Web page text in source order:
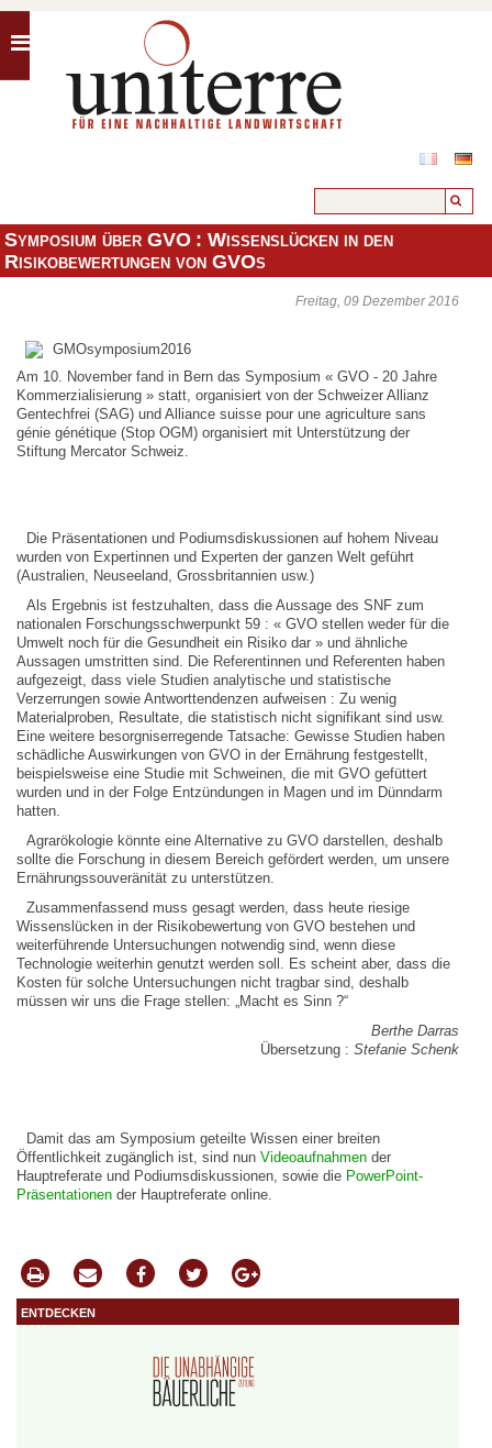
Symposium über GVO : Wissenslücken in den
Risikobewertungen von GVOs
Freitag, 09 Dezember 2016
Am 10. November fand in Bern das Symposium « GVO - 20 Jahre
Kommerzialisierung » statt, organisiert von der Schweizer Allianz
Gentechfrei (SAG) und Alliance suisse pour une agriculture sans
génie génétique (Stop OGM) organisiert mit Unterstützung der
Stiftung Mercator Schweiz.
Die Präsentationen und Podiumsdiskussionen auf hohem Niveau
wurden von Expertinnen und Experten der ganzen Welt geführt
(Australien, Neuseeland, Grossbritannien usw.)
Als Ergebnis ist festzuhalten, dass die Aussage des SNF zum
nationalen Forschungsschwerpunkt 59 : « GVO stellen weder für die
Umwelt noch für die Gesundheit ein Risiko dar » und ähnliche
Aussagen umstritten sind. Die Referentinnen und Referenten haben
aufgezeigt, dass viele Studien analytische und statistische
Verzerrungen sowie Antworttendenzen aufweisen : Zu wenig
Materialproben, Resultate, die statistisch nicht signifikant sind usw.
Eine weitere besorgniserregende Tatsache: Gewisse Studien haben
schädliche Auswirkungen von GVO in der Ernährung festgestellt,
beispielsweise eine Studie mit Schweinen, die mit GVO gefüttert
wurden und in der Folge Entzündungen in Magen und im Dünndarm
hatten.
Agrarökologie könnte eine Alternative zu GVO darstellen, deshalb
sollte die Forschung in diesem Bereich gefördert werden, um unsere
Ernährungssouveränität zu unterstützen.
Zusammenfassend muss gesagt werden, dass heute riesige
Wissenslücken in der Risikobewertung von GVO bestehen und
weiterführende Untersuchungen notwendig sind, wenn diese
Technologie weiterhin genutzt werden soll. Es scheint aber, dass die
Kosten für solche Untersuchungen nicht tragbar sind, deshalb
müssen wir uns die Frage stellen: „Macht es Sinn ?“
Berthe Darras
Übersetzung : Stefanie Schenk
Damit das am Symposium geteilte Wissen einer breiten
Öffentlichkeit zugänglich ist, sind nun Videoaufnahmen der
Hauptreferate und Podiumsdiskussionen, sowie die PowerPoint-
Präsentationen der Hauptreferate online.
entdecken